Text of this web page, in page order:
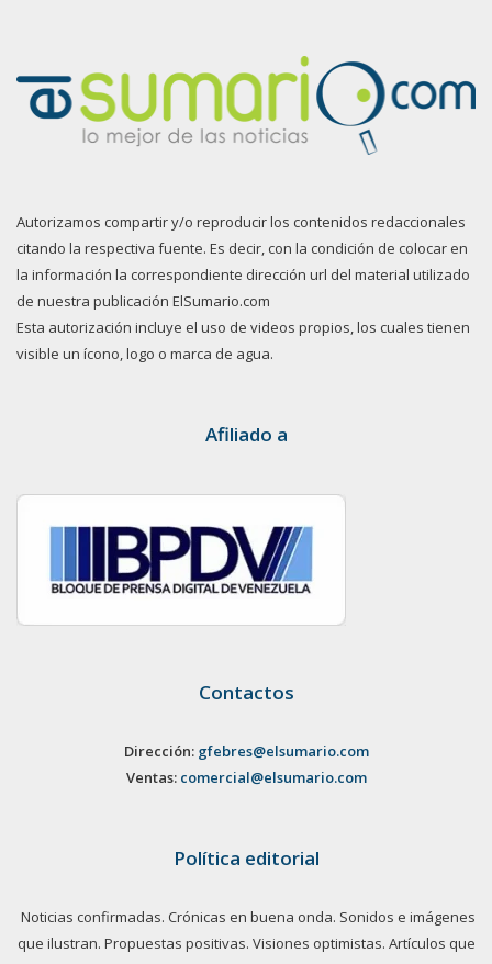
Autorizamos compartir y/o reproducir los contenidos redaccionales
citando la respectiva fuente. Es decir, con la condición de colocar en
la información la correspondiente dirección url del material utilizado
de nuestra publicación ElSumario.com
Esta autorización incluye el uso de videos propios, los cuales tienen
visible un ícono, logo o marca de agua.
Afiliado a
Contactos
Dirección: gfebres@elsumario.com
Ventas: comercial@elsumario.com
Política editorial
Noticias confirmadas. Crónicas en buena onda. Sonidos e imágenes
que ilustran. Propuestas positivas. Visiones optimistas. Artículos que